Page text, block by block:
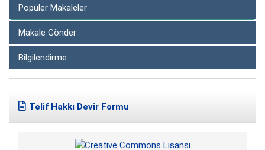
Popüler Makaleler
Makale Gönder
Bilgilendirme
Telif Hakkı Devir Formu